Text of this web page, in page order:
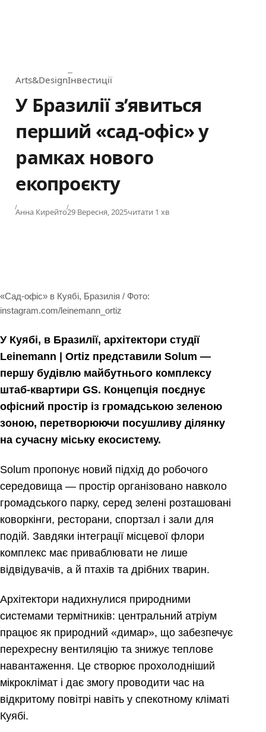
Category
Arts&DesignІнвестиції
У Бразилії з’явиться
перший «сад-офіс» у
рамках нового
екопроєкту
Анна КирейтоPublished
29 Вересня, 2025читати 1 хв
«Сад-офіс» в Куябі, Бразилія / Фото:
instagram.com/leinemann_ortiz
У Куябі, в Бразилії, архітектори студії
Leinemann | Ortiz представили Solum —
першу будівлю майбутнього комплексу
штаб-квартири GS. Концепція поєднує
офісний простір із громадською зеленою
зоною, перетворюючи посушливу ділянку
на сучасну міську екосистему.
Solum пропонує новий підхід до робочого
середовища — простір організовано навколо
громадського парку, серед зелені розташовані
коворкінги, ресторани, спортзал і зали для
подій. Завдяки інтеграції місцевої флори
комплекс має приваблювати не лише
відвідувачів, а й птахів та дрібних тварин.
Архітектори надихнулися природними
системами термітників: центральний атріум
працює як природний «димар», що забезпечує
перехресну вентиляцію та знижує теплове
навантаження. Це створює прохолодніший
мікроклімат і дає змогу проводити час на
відкритому повітрі навіть у спекотному кліматі
Куябі.